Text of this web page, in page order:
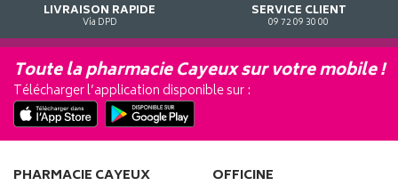
LIVRAISON RAPIDE
Via DPD
SERVICE CLIENT
09 72 09 30 00
Toute la pharmacie Cayeux sur votre mobile !
Télécharger l’application disponible sur :
PHARMACIE CAYEUX OFFICINE